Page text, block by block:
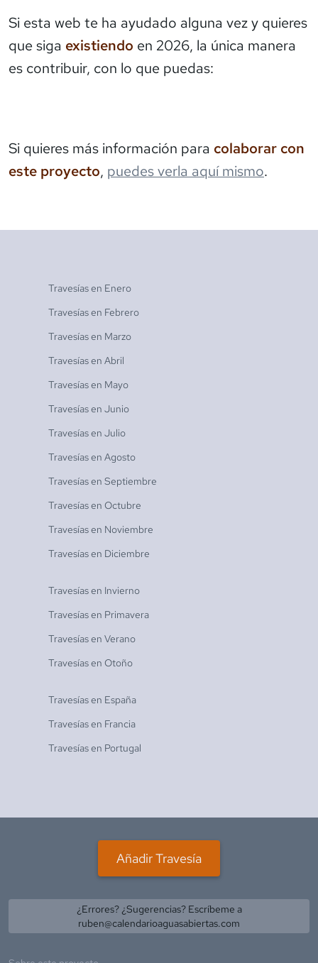
Si esta web te ha ayudado alguna vez y quieres
que siga existiendo en 2026, la única manera
es contribuir, con lo que puedas:
Si quieres más información para colaborar con
este proyecto, puedes verla aquí mismo.
Travesías en Enero
Travesías en Febrero
Travesías en Marzo
Travesías en Abril
Travesías en Mayo
Travesías en Junio
Travesías en Julio
Travesías en Agosto
Travesías en Septiembre
Travesías en Octubre
Travesías en Noviembre
Travesías en Diciembre
Travesías en Invierno
Travesías en Primavera
Travesías en Verano
Travesías en Otoño
Travesías en España
Travesías en Francia
Travesías en Portugal
Añadir Travesía
¿Errores? ¿Sugerencias? Escríbeme a
ruben@calendarioaguasabiertas.com